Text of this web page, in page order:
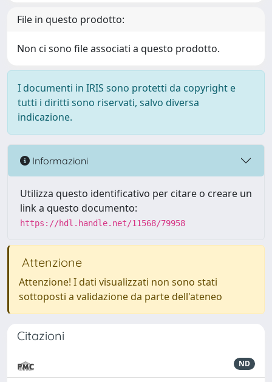
File in questo prodotto:
Non ci sono file associati a questo prodotto.
I documenti in IRIS sono protetti da copyright e
tutti i diritti sono riservati, salvo diversa
indicazione.
Informazioni
Utilizza questo identificativo per citare o creare un
link a questo documento:
https://hdl.handle.net/11568/79958
Attenzione
Attenzione! I dati visualizzati non sono stati
sottoposti a validazione da parte dell'ateneo
Citazioni
ND